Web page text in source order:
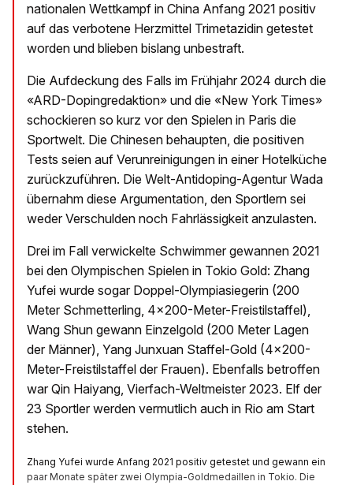
nationalen Wettkampf in China Anfang 2021 positiv
auf das verbotene Herzmittel Trimetazidin getestet
worden und blieben bislang unbestraft.
Die Aufdeckung des Falls im Frühjahr 2024 durch die
«ARD-Dopingredaktion» und die «New York Times»
schockieren so kurz vor den Spielen in Paris die
Sportwelt. Die Chinesen behaupten, die positiven
Tests seien auf Verunreinigungen in einer Hotelküche
zurückzuführen. Die Welt-Antidoping-Agentur Wada
übernahm diese Argumentation, den Sportlern sei
weder Verschulden noch Fahrlässigkeit anzulasten.
Drei im Fall verwickelte Schwimmer gewannen 2021
bei den Olympischen Spielen in Tokio Gold: Zhang
Yufei wurde sogar Doppel-Olympiasiegerin (200
Meter Schmetterling, 4x200-Meter-Freistilstaffel),
Wang Shun gewann Einzelgold (200 Meter Lagen
der Männer), Yang Junxuan Staffel-Gold (4x200-
Meter-Freistilstaffel der Frauen). Ebenfalls betroffen
war Qin Haiyang, Vierfach-Weltmeister 2023. Elf der
23 Sportler werden vermutlich auch in Rio am Start
stehen.
Zhang Yufei wurde Anfang 2021 positiv getestet und gewann ein
paar Monate später zwei Olympia-Goldmedaillen in Tokio. Die